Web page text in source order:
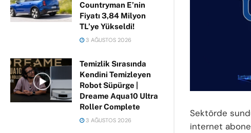
Countryman E’nin
Fiyatı 3,84 Milyon
TL’ye Yükseldi!
3 AĞUSTOS 2026
Temizlik Sırasında
Kendini Temizleyen
Robot Süpürge |
Dreame Aqua10 Ultra
Roller Complete
3 AĞUSTOS 2026
Sektörde
internet